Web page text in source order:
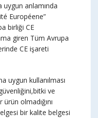
uygun anlamında
Européene”
birliği CE
giren Tüm Avrupa
CE işareti
uygun kullanılması
ve
olmadığını
bir kalite belgesi